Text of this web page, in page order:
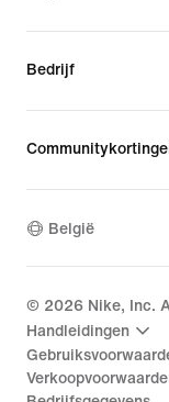
Bedrijf
België
© 2026 Nike, Inc.
Handleidingen